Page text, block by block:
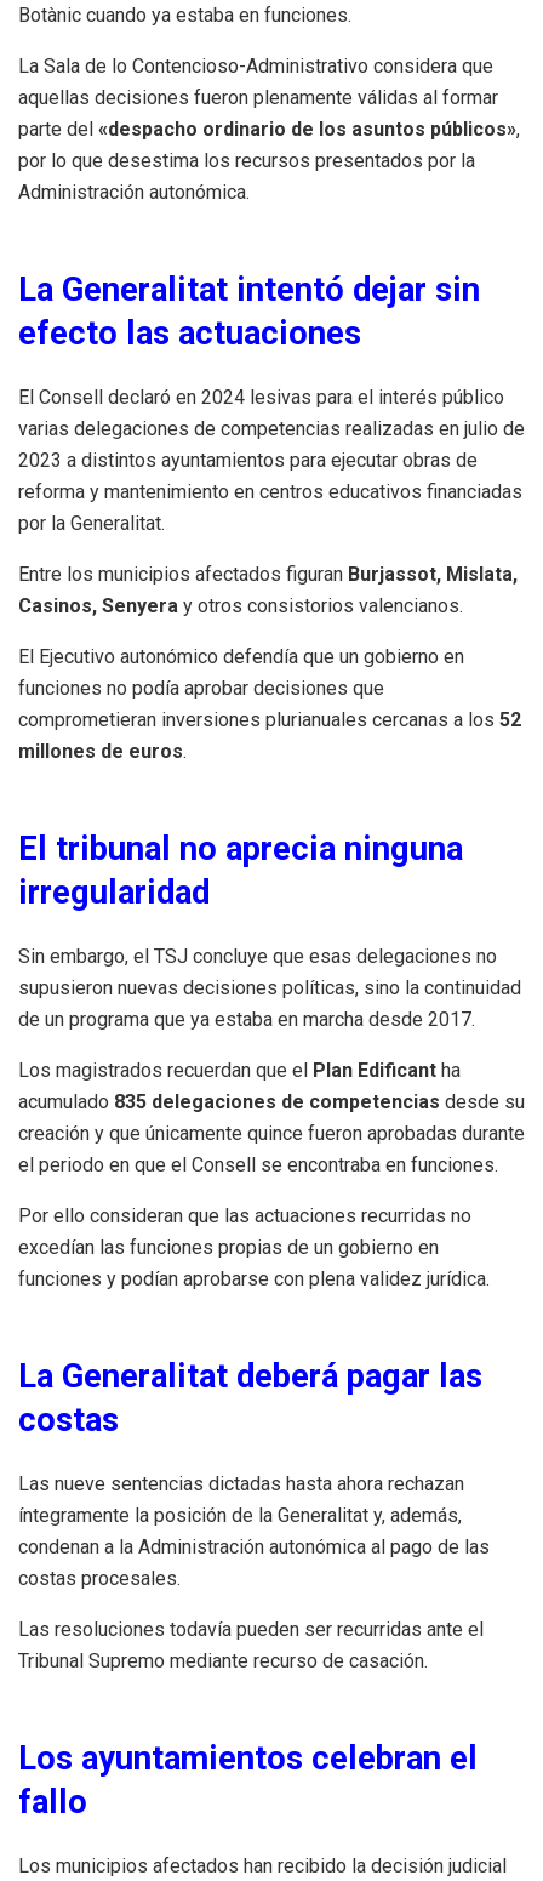
Botànic cuando ya estaba en funciones.
La Sala de lo Contencioso-Administrativo considera que
aquellas decisiones fueron plenamente válidas al formar
parte del «despacho ordinario de los asuntos públicos»,
por lo que desestima los recursos presentados por la
Administración autonómica.
La Generalitat intentó dejar sin
efecto las actuaciones
El Consell declaró en 2024 lesivas para el interés público
varias delegaciones de competencias realizadas en julio de
2023 a distintos ayuntamientos para ejecutar obras de
reforma y mantenimiento en centros educativos financiadas
por la Generalitat.
Entre los municipios afectados figuran Burjassot, Mislata,
Casinos, Senyera y otros consistorios valencianos.
El Ejecutivo autonómico defendía que un gobierno en
funciones no podía aprobar decisiones que
comprometieran inversiones plurianuales cercanas a los 52
millones de euros.
El tribunal no aprecia ninguna
irregularidad
Sin embargo, el TSJ concluye que esas delegaciones no
supusieron nuevas decisiones políticas, sino la continuidad
de un programa que ya estaba en marcha desde 2017.
Los magistrados recuerdan que el Plan Edificant ha
acumulado 835 delegaciones de competencias desde su
creación y que únicamente quince fueron aprobadas durante
el periodo en que el Consell se encontraba en funciones.
Por ello consideran que las actuaciones recurridas no
excedían las funciones propias de un gobierno en
funciones y podían aprobarse con plena validez jurídica.
La Generalitat deberá pagar las
costas
Las nueve sentencias dictadas hasta ahora rechazan
íntegramente la posición de la Generalitat y, además,
condenan a la Administración autonómica al pago de las
costas procesales.
Las resoluciones todavía pueden ser recurridas ante el
Tribunal Supremo mediante recurso de casación.
Los ayuntamientos celebran el
fallo
Los municipios afectados han recibido la decisión judicial